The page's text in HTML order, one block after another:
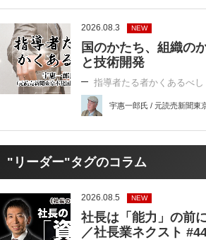
2026.08.3 NEW
国のかたち、組織の
と技術開発
指導者たる者かくあるべし
宇惠一郎氏 / 元読売新聞東
"リーダー"タグのコラム
2026.08.5 NEW
社長は「能力」の前
／社長業ネクスト